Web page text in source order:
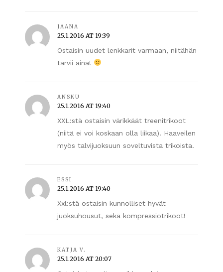
JAANA
25.1.2016 AT 19:39
Ostaisin uudet lenkkarit varmaan, niitähän
tarvii aina!
ANSKU
25.1.2016 AT 19:40
XXL:stä ostaisin värikkäät treenitrikoot
(niitä ei voi koskaan olla liikaa). Haaveilen
myös talvijuoksuun soveltuvista trikoista.
ESSI
25.1.2016 AT 19:40
Xxl:stä ostaisin kunnolliset hyvät
juoksuhousut, sekä kompressiotrikoot!
KATJA V.
25.1.2016 AT 20:07